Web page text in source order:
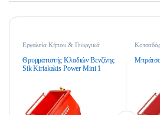
Εργαλεία Κήπου & Γεωργικά
Θρυμματιστές Κλαδιών Βενζίνης
Θρυμματιστής Κλαδιών Βενζίνης
Sik Kiriakakis Power Mini 1